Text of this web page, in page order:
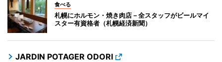
食べる
札幌にホルモン・焼き肉店－全スタッフがビールマイ
スター有資格者（札幌経済新聞）
JARDIN POTAGER ODORI